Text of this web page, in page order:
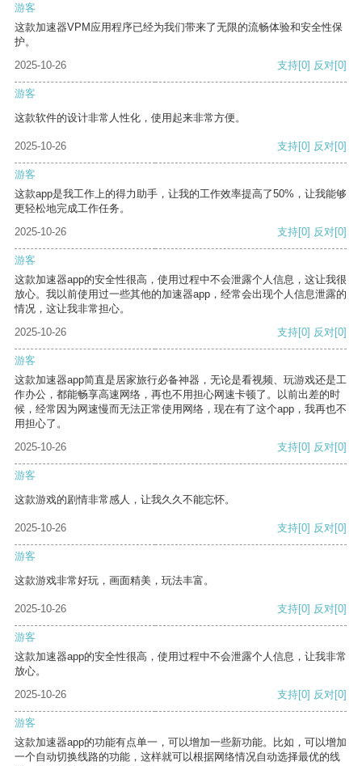
游客
这款加速器VPM应用程序已经为我们带来了无限的流畅体验和安全性保
护。
2025-10-26
支持[0] 反对[0]
游客
这款软件的设计非常人性化，使用起来非常方便。
2025-10-26 支持[0] 反对[0]
游客
这款app是我工作上的得力助手，让我的工作效率提高了50%，让我能够
更轻松地完成工作任务。
2025-10-26
支持[0] 反对[0]
游客
这款加速器app的安全性很高，使用过程中不会泄露个人信息，这让我很
放心。我以前使用过一些其他的加速器app，经常会出现个人信息泄露的
情况，这让我非常担心。
2025-10-26
支持[0] 反对[0]
游客
这款加速器app简直是居家旅行必备神器，无论是看视频、玩游戏还是工
作办公，都能畅享高速网络，再也不用担心网速卡顿了。以前出差的时
候，经常因为网速慢而无法正常使用网络，现在有了这个app，我再也不
用担心了。
2025-10-26
支持[0] 反对[0]
游客
这款游戏的剧情非常感人，让我久久不能忘怀。
2025-10-26 支持[0] 反对[0]
游客
这款游戏非常好玩，画面精美，玩法丰富。
2025-10-26 支持[0] 反对[0]
游客
这款加速器app的安全性很高，使用过程中不会泄露个人信息，让我非常
放心。
2025-10-26
支持[0] 反对[0]
游客
这款加速器app的功能有点单一，可以增加一些新功能。比如，可以增加
一个自动切换线路的功能，这样就可以根据网络情况自动选择最优的线